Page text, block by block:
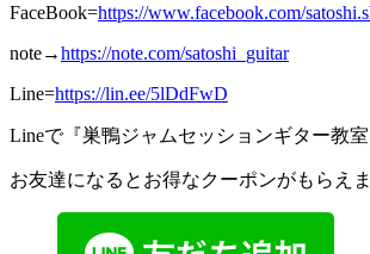
FaceBook=https://www.facebook.com/
note→https://note.com/satoshi_guitar
Line=https://lin.ee/5lDdFwD
Lineで『巣鴨ジャムセッションギター教室
お友達になるとお得なクーポンがもらえま